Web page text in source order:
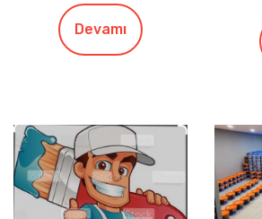
Devamı